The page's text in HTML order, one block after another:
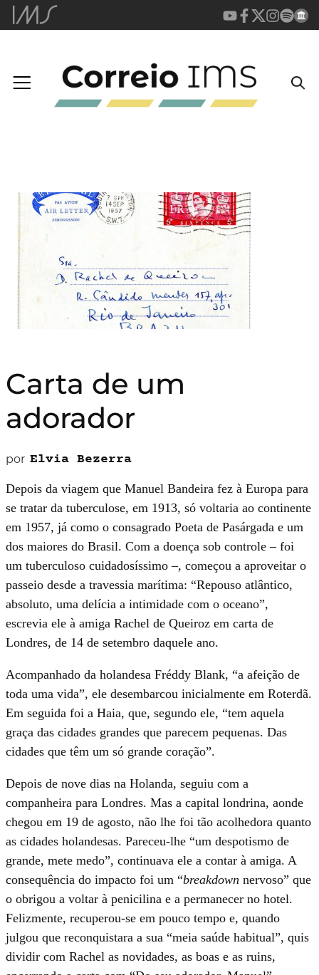
Carta de um
adorador
por Elvia Bezerra
Depois da viagem que Manuel Bandeira fez à Europa para
se tratar da tuberculose, em 1913, só voltaria ao continente
em 1957, já como o consagrado Poeta de Pasárgada e um
dos maiores do Brasil. Com a doença sob controle – foi
um tuberculoso cuidadosíssimo –, começou a aproveitar o
passeio desde a travessia marítima: “Repouso atlântico,
absoluto, uma delícia a intimidade com o oceano”,
escrevia ele à amiga Rachel de Queiroz em carta de
Londres, de 14 de setembro daquele ano.
Acompanhado da holandesa Fréddy Blank, “a afeição de
toda uma vida”, ele desembarcou inicialmente em Roterdã.
Em seguida foi a Haia, que, segundo ele, “tem aquela
graça das cidades grandes que parecem pequenas. Das
cidades que têm um só grande coração”.
Depois de nove dias na Holanda, seguiu com a
companheira para Londres. Mas a capital londrina, aonde
chegou em 19 de agosto, não lhe foi tão acolhedora quanto
as cidades holandesas. Pareceu-lhe “um despotismo de
grande, mete medo”, continuava ele a contar à amiga. A
consequência do impacto foi um “breakdown nervoso” que
o obrigou a voltar à penicilina e a permanecer no hotel.
Felizmente, recuperou-se em pouco tempo e, quando
julgou que reconquistara a sua “meia saúde habitual”, quis
dividir com Rachel as novidades, as boas e as ruins,